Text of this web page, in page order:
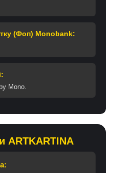
(Фоп) Monobank:
Mono.
ARTKARTINA